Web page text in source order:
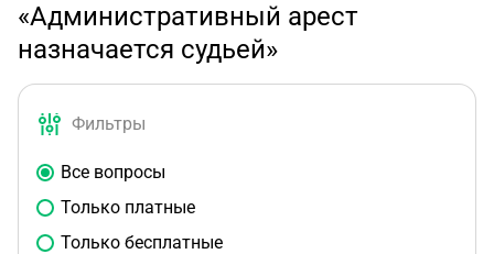
«Административный арест
назначается судьей»
Фильтры
Все вопросы
Только платные
Только бесплатные